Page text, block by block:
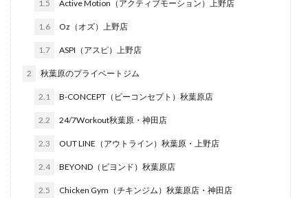
1.5 Active Motion（アクティブモーション）上野店
1.6 Oz（オズ）上野店
1.7 ASPI（アスピ）上野店
2 秋葉原のプライベートジム
2.1 B-CONCEPT（ビーコンセプト）秋葉原店
2.2 24/7Workout秋葉原・神田店
2.3 OUT LINE（アウトライン）秋葉原・上野店
2.4 BEYOND（ビヨンド）秋葉原店
2.5 Chicken Gym（チキンジム）秋葉原店・神田店